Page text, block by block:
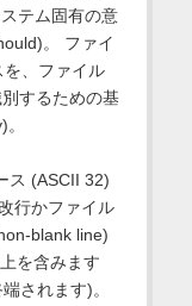
テム固有の意
。 ファイ
、ファイル
するための基
ス (ASCII 32)
行かファイル
blank line)
を含みます
されます)。